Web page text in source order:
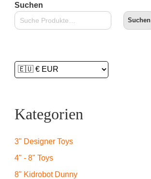
Suchen
Suchen
Kategorien
3" Designer Toys
4" - 8" Toys
8" Kidrobot Dunny